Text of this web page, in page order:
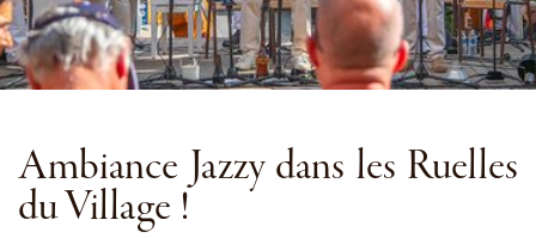
Ambiance Jazzy dans les Ruelles
du Village !